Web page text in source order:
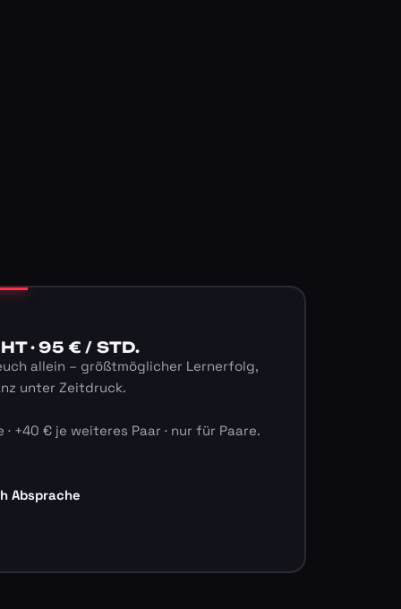
· 95 € / STD.
allein – größtmöglicher Lernerfolg,
unter Zeitdruck.
+40 € je weiteres Paar · nur für Paare.
Absprache